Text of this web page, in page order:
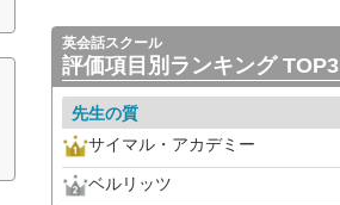
英会話スクール
評価項目別ランキング TOP3
先生の質
サイマル・アカデミー
ベルリッツ